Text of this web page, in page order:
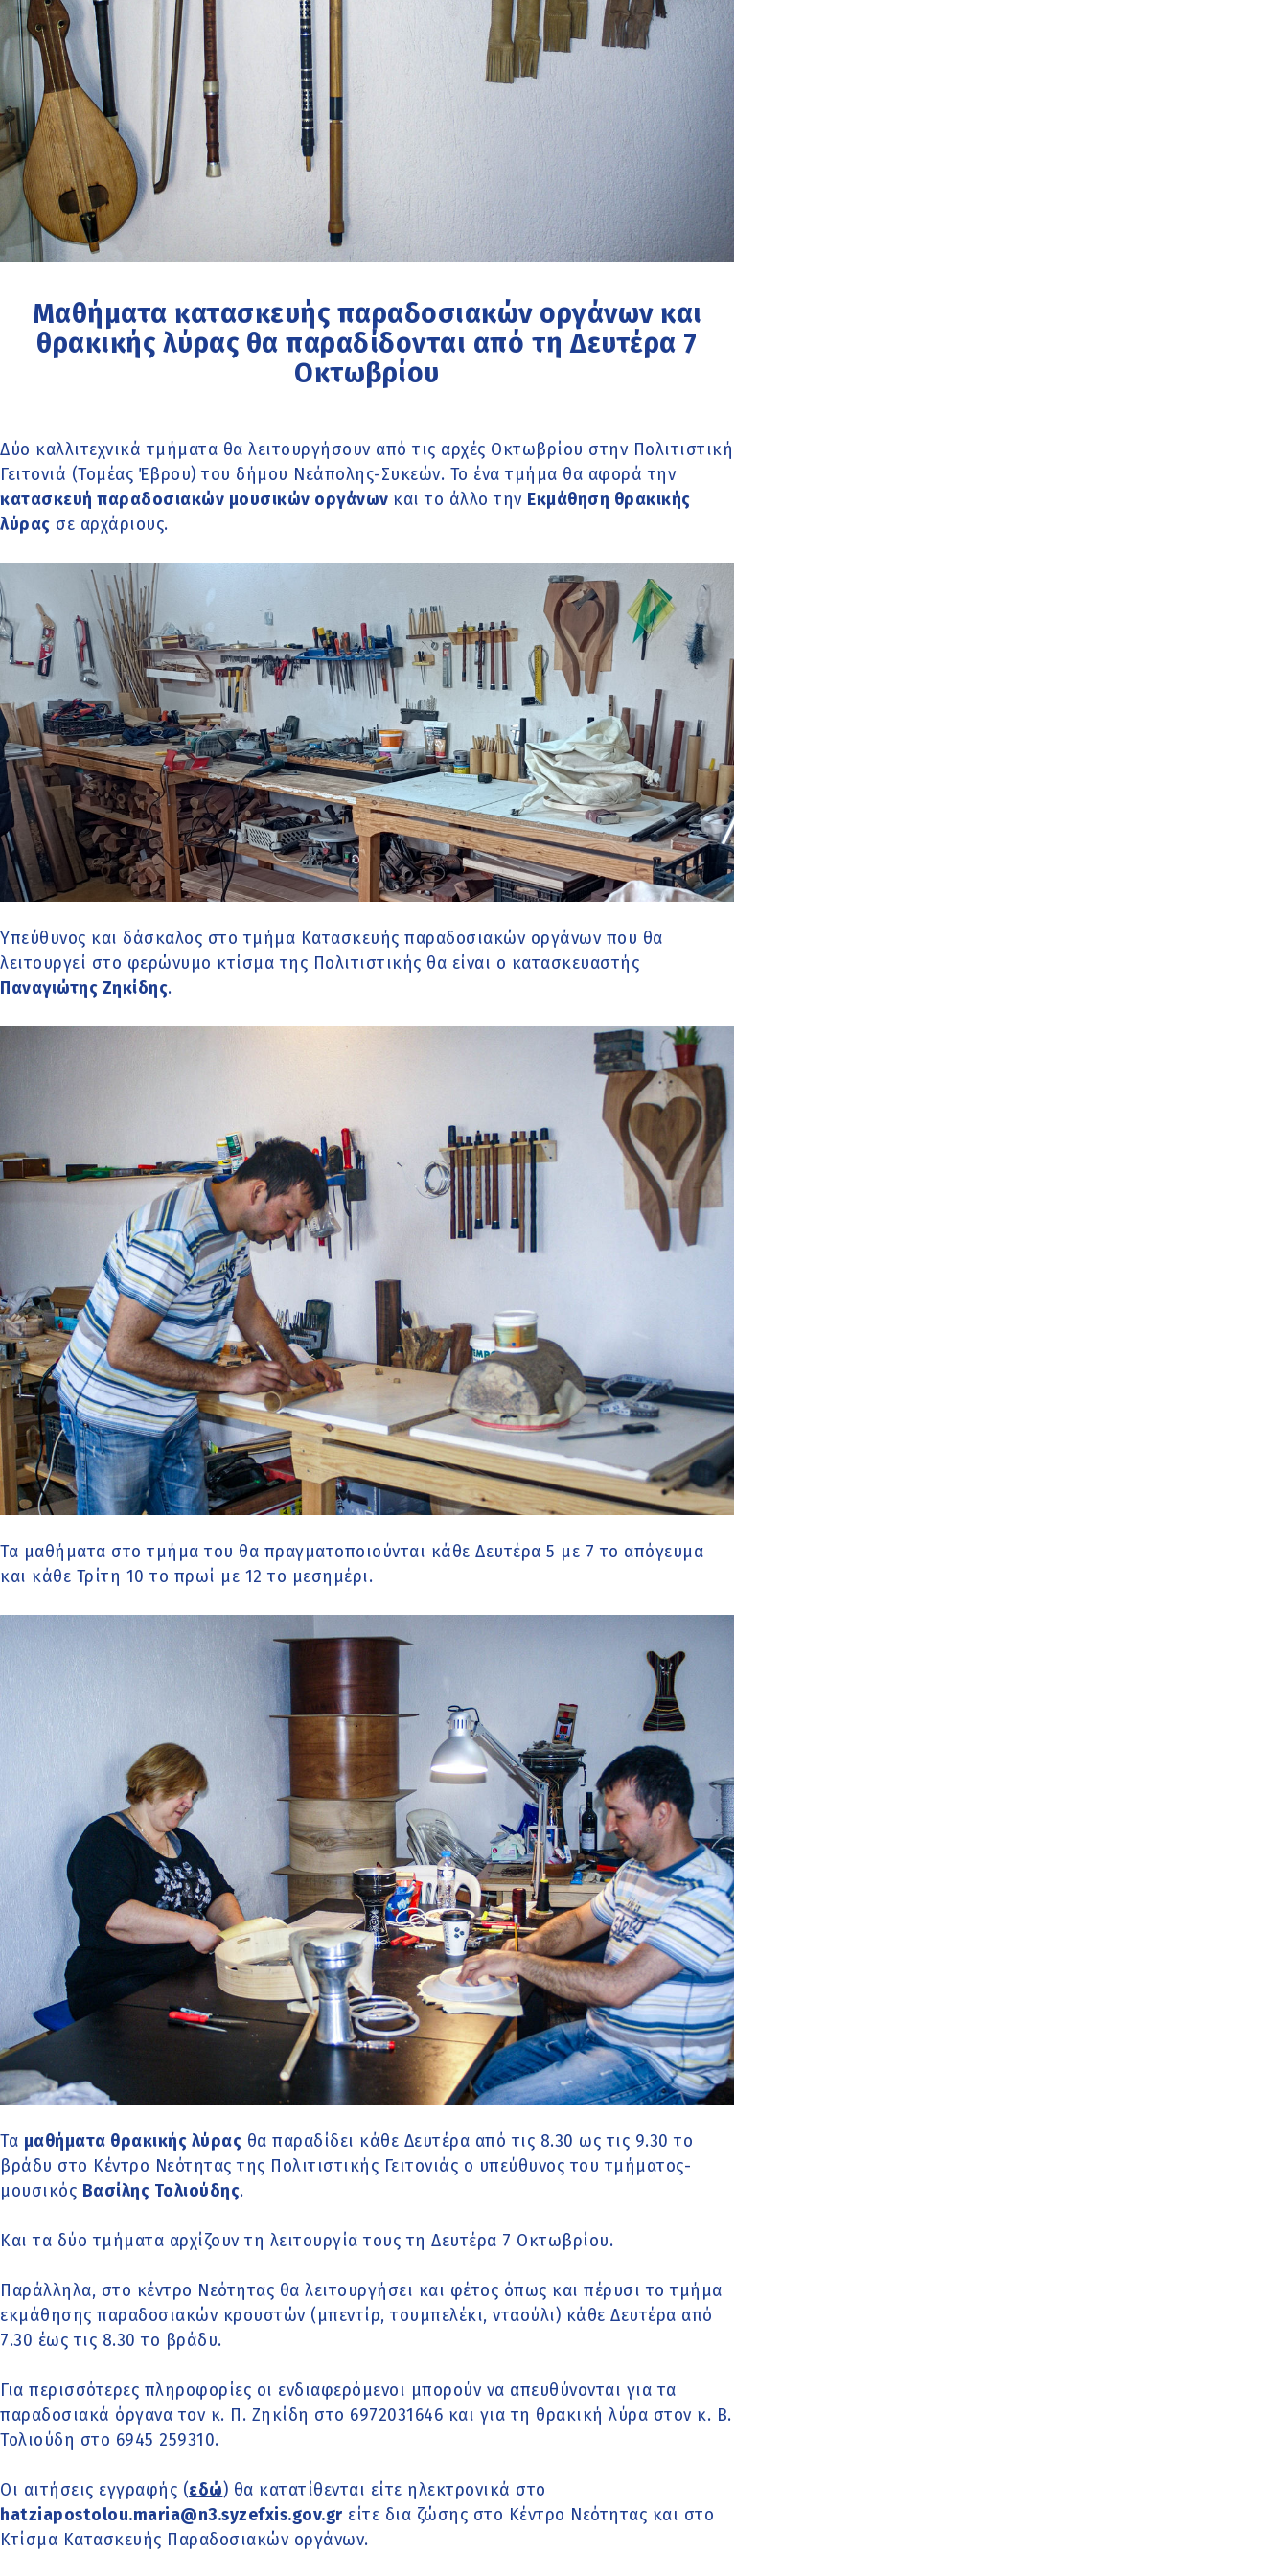
Μαθήματα κατασκευής παραδοσιακών οργάνων και
θρακικής λύρας θα παραδίδονται από τη Δευτέρα 7
Οκτωβρίου
Δύο καλλιτεχνικά τμήματα θα λειτουργήσουν από τις αρχές Οκτωβρίου στην Πολιτιστική
Γειτονιά (Τομέας Έβρου) του δήμου Νεάπολης-Συκεών. Το ένα τμήμα θα αφορά την
κατασκευή παραδοσιακών μουσικών οργάνων και το άλλο την Εκμάθηση θρακικής
λύρας σε αρχάριους.
Υπεύθυνος και δάσκαλος στο τμήμα Κατασκευής παραδοσιακών οργάνων που θα
λειτουργεί στο φερώνυμο κτίσμα της Πολιτιστικής θα είναι ο κατασκευαστής
Παναγιώτης Ζηκίδης.
Τα μαθήματα στο τμήμα του θα πραγματοποιούνται κάθε Δευτέρα 5 με 7 το απόγευμα
και κάθε Τρίτη 10 το πρωί με 12 το μεσημέρι.
Τα μαθήματα θρακικής λύρας θα παραδίδει κάθε Δευτέρα από τις 8.30 ως τις 9.30 το
βράδυ στο Κέντρο Νεότητας της Πολιτιστικής Γειτονιάς ο υπεύθυνος του τμήματος-
μουσικός Βασίλης Τολιούδης.
Και τα δύο τμήματα αρχίζουν τη λειτουργία τους τη Δευτέρα 7 Οκτωβρίου.
Παράλληλα, στο κέντρο Νεότητας θα λειτουργήσει και φέτος όπως και πέρυσι το τμήμα
εκμάθησης παραδοσιακών κρουστών (μπεντίρ, τουμπελέκι, νταούλι) κάθε Δευτέρα από
7.30 έως τις 8.30 το βράδυ.
Για περισσότερες πληροφορίες οι ενδιαφερόμενοι μπορούν να απευθύνονται για τα
παραδοσιακά όργανα τον κ. Π. Ζηκίδη στο 6972031646 και για τη θρακική λύρα στον κ. Β.
Τολιούδη στο 6945 259310.
Οι αιτήσεις εγγραφής (εδώ) θα κατατίθενται είτε ηλεκτρονικά στο
hatziapostolou.maria@n3.syzefxis.gov.gr είτε δια ζώσης στο Κέντρο Νεότητας και στο
Κτίσμα Κατασκευής Παραδοσιακών οργάνων.